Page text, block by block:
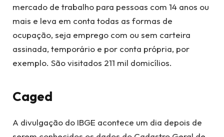
mercado de trabalho para pessoas com 14 anos ou
mais e leva em conta todas as formas de
ocupação, seja emprego com ou sem carteira
assinada, temporário e por conta própria, por
exemplo. São visitados 211 mil domicílios.
Caged
A divulgação do IBGE acontece um dia depois de